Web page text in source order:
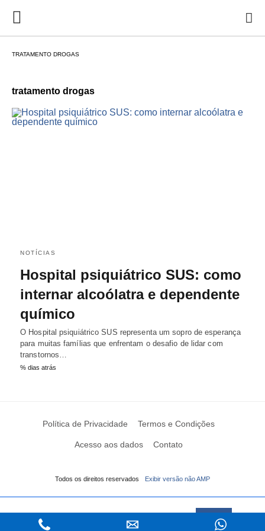
TRATAMENTO DROGAS
tratamento drogas
NOTÍCIAS
Hospital psiquiátrico SUS: como
internar alcoólatra e dependente
químico
O Hospital psiquiátrico SUS representa um sopro de esperança
para muitas famílias que enfrentam o desafio de lidar com
transtornos…
% dias atrás
Política de Privacidade Termos e Condições
Acesso aos dados Contato
Todos os direitos reservados Exibir versão não AMP
Este Website usa cookies Aceitar